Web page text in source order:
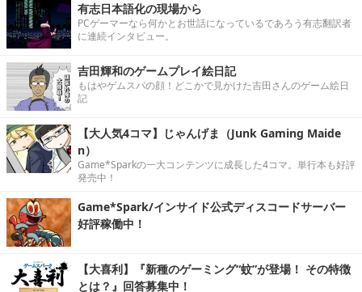
有志日本語化の現場から
PCゲーマーなら何かとお世話になっているであろう有志翻訳者
に連続インタビュー。
吉田輝和のゲームプレイ絵日記
もはやゲムスパの顔！どこかで見かけた吉田さんのゲーム絵日
記
【大人気4コマ】じゃんげま（Junk Gaming Maide
n）
Game*Sparkの一大コンテンツに成長した4コマ。単行本も好評
発売中！
Game*Spark/インサイド公式ディスコードサーバー
好評稼働中！
【大喜利】『新種のゲーミング“蚊”が登場！ その特徴
とは？』回答募集中！